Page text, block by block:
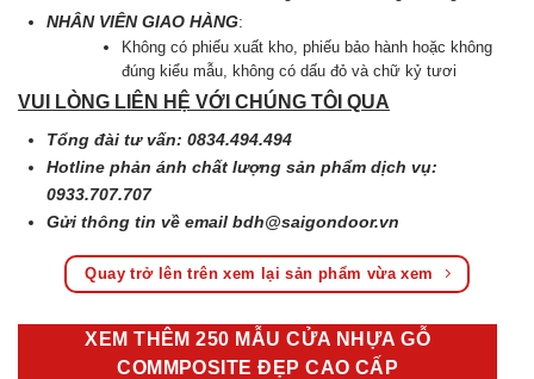
NHÂN VIÊN GIAO HÀNG:
Không có phiếu xuất kho, phiếu bảo hành hoặc không
đúng kiểu mẫu, không có dấu đỏ và chữ kỷ tươi
VUI LÒNG LIÊN HỆ VỚI CHÚNG TÔI QUA
Tổng đài tư vấn: 0834.494.494
Hotline phản ánh chất lượng sản phẩm dịch vụ:
0933.707.707
Gửi thông tin về emailbdh@saigondoor.vn
Quay trở lên trên xem lại sản phẩm vừa xem
XEM THÊM 250 MẪU CỬA NHỰA GỖ
COMMPOSITE ĐẸP CAO CẤP